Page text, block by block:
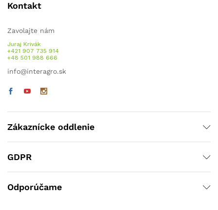
Kontakt
Zavolajte nám
Juraj Krivák
+421 907 735 914
+48 501 988 666
info@interagro.sk
Zákaznícke oddlenie
GDPR
Odporúčame